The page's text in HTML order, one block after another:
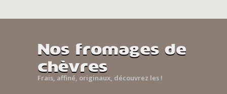
Nos fromages de
chèvres
Frais, affiné, originaux, découvrez les !